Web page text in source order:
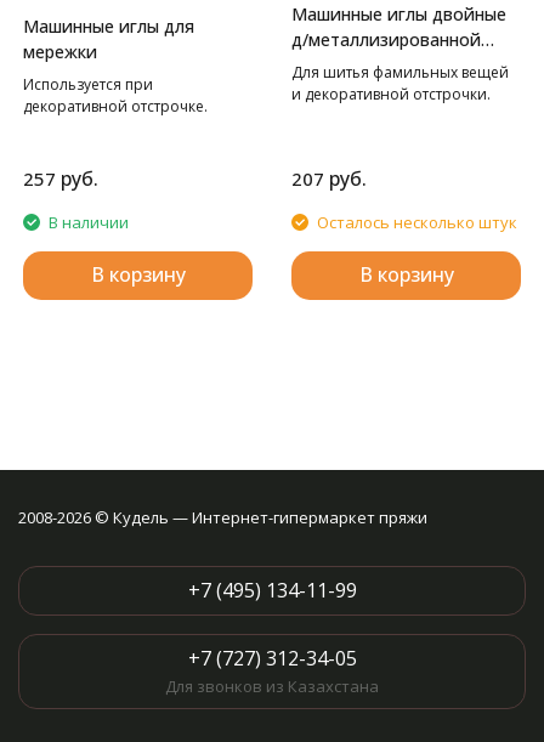
Машинные иглы для
мережки
Используется при
декоративной отстрочке.
257 руб.
В наличии
В корзину
Машинные иглы двойные
д/металлизированной
нити
Для шитья фамильных вещей
и декоративной отстрочки.
207 руб.
Осталось несколько штук
В корзину
2008-2026 © Кудель — Интернет-гипермаркет пряжи
+7 (495) 134-11-99
+7 (727) 312-34-05
Для звонков из Казахстана